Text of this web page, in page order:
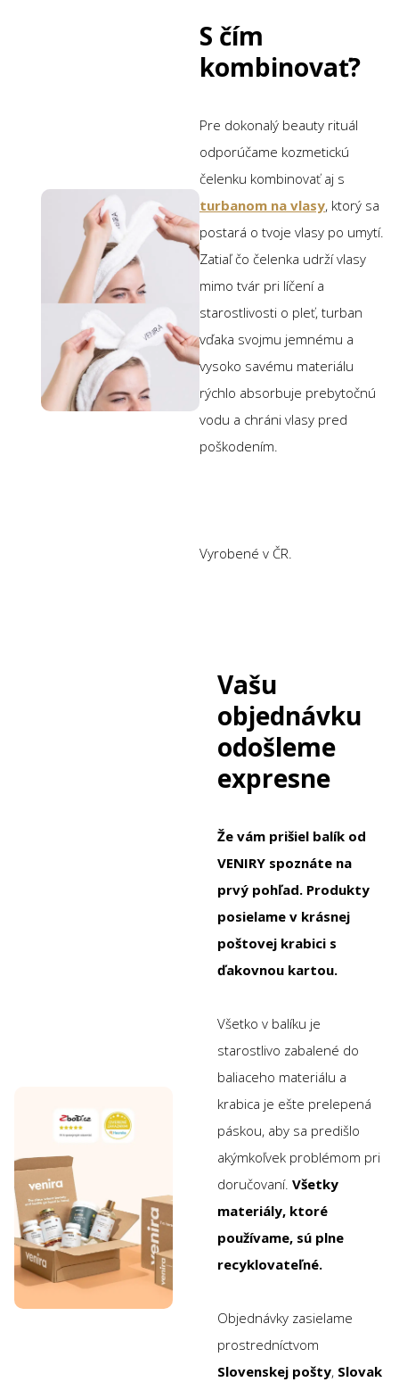
S čím
kombinovať?
Pre dokonalý beauty rituál
odporúčame kozmetickú
čelenku kombinovať aj s
turbanom na vlasy, ktorý sa
postará o tvoje vlasy po umytí.
Zatiaľ čo čelenka udrží vlasy
mimo tvár pri líčení a
starostlivosti o pleť, turban
vďaka svojmu jemnému a
vysoko savému materiálu
rýchlo absorbuje prebytočnú
vodu a chráni vlasy pred
poškodením.
Vyrobené v ČR.
Vašu
objednávku
odošleme
expresne
Že vám prišiel balík od
VENIRY spoznáte na
prvý pohľad. Produkty
posielame v krásnej
poštovej krabici s
ďakovnou kartou.
Všetko v balíku je
starostlivo zabalené do
baliaceho materiálu a
krabica je ešte prelepená
páskou, aby sa predišlo
akýmkoľvek problémom pri
doručovaní. Všetky
materiály, ktoré
používame, sú plne
recyklovateľné.
Objednávky zasielame
prostredníctvom
Slovenskej pošty, Slovak